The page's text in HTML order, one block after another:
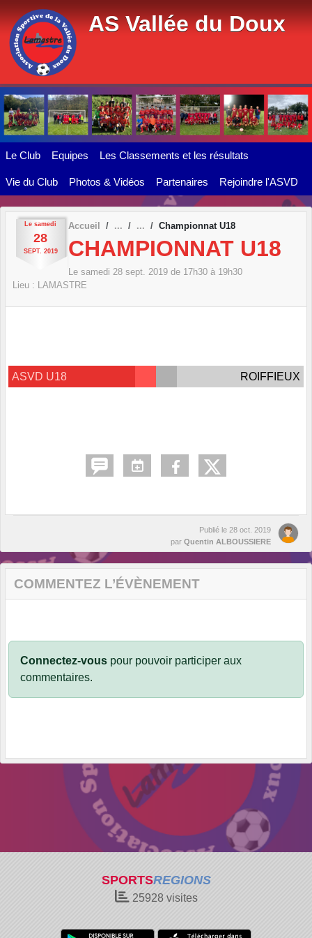
AS Vallée du Doux
Le Club Equipes Les Classements et les résultats
Vie du Club Photos & Vidéos Partenaires Rejoindre l'ASVD
Le samedi
28
SEPT. 2019
Accueil Championnat U18
CHAMPIONNAT U18
Le samedi 28 sept. 2019 de 17h30 à 19h30
Lieu : LAMASTRE
ASVD U18 ROIFFIEUX
Publié le 28 oct. 2019
par Quentin ALBOUSSIERE
COMMENTEZ L’ÉVÈNEMENT
Connectez-vous pour pouvoir participer aux
commentaires.
SPORTSREGIONS
25928visites
Panneau de gestion des cookies